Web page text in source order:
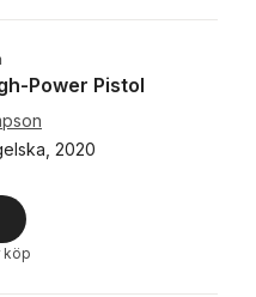
Power Pistol
2020
köp